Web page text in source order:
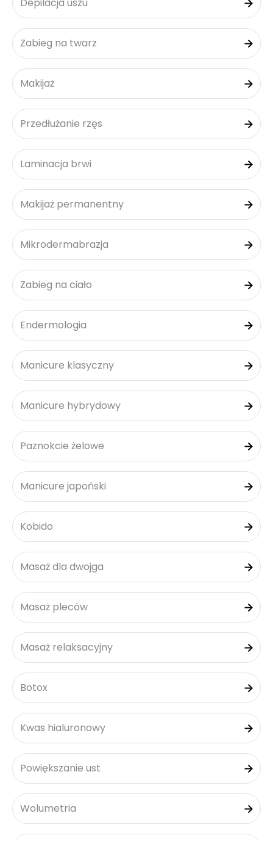
Zabieg na twarz
Makijaż
Przedłużanie rzęs
Laminacja brwi
Makijaż permanentny
Mikrodermabrazja
Zabieg na ciało
Endermologia
Manicure klasyczny
Manicure hybrydowy
Paznokcie żelowe
Manicure japoński
Kobido
Masaż dla dwojga
Masaż pleców
Masaż relaksacyjny
Botox
Kwas hialuronowy
Powiększanie ust
Wolumetria